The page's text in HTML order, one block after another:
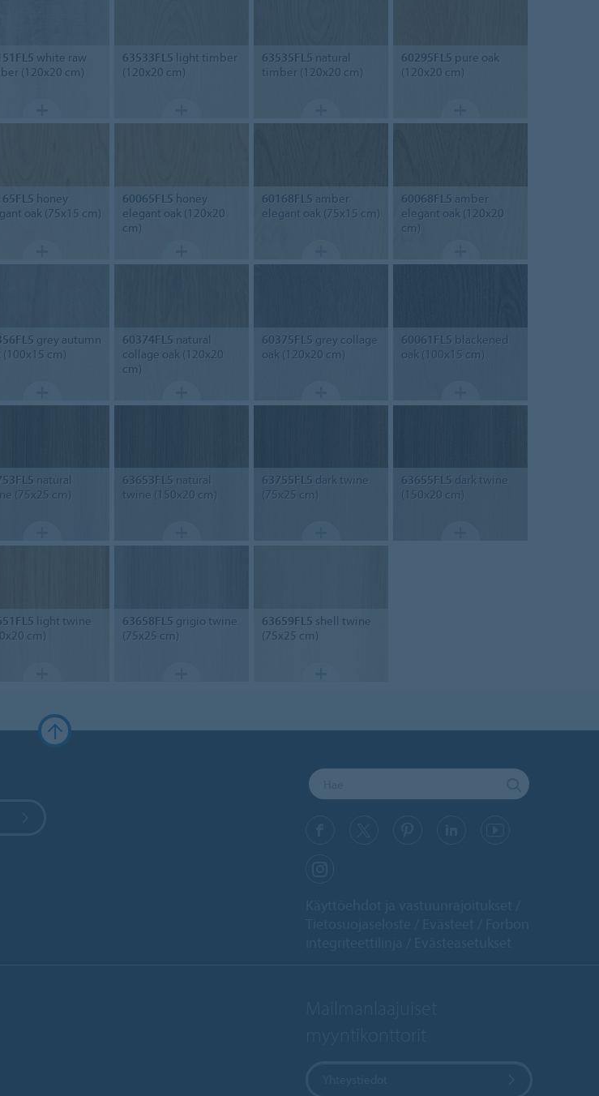
white raw
(120x20 cm)
63533FL5 light timber
(120x20 cm)
63535FL5 natural
timber (120x20 cm)
60295FL5 pure oak
(120x20 cm)
honey
oak (75x15 cm)
60065FL5 honey
elegant oak (120x20
cm)
60168FL5 amber
elegant oak (75x15 cm)
60068FL5 amber
elegant oak (120x20
cm)
grey autumn
(100x15 cm)
60374FL5 natural
collage oak (120x20
cm)
60375FL5 grey collage
oak (120x20 cm)
60061FL5 blackened
oak (100x15 cm)
natural
(75x25 cm)
63653FL5 natural
twine (150x20 cm)
63755FL5 dark twine
(75x25 cm)
63655FL5 dark twine
(150x20 cm)
light twine
cm)
63658FL5 grigio twine
(75x25 cm)
63659FL5 shell twine
(75x25 cm)